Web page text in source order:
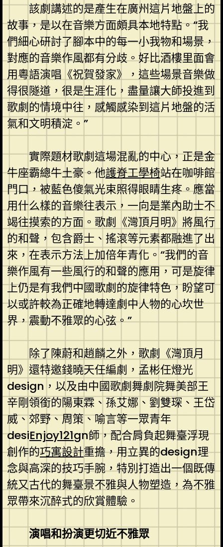
該劇講述的是產生在廣州這片地盤上的
故事，是以在音樂方面頗具本地特點。“我
們細心研討了腳本中的每一小我物和場景，
對應的音樂作風都有分歧。好比酒樓里面會
用粵語演唱《祝賀發家》，這些場景音樂做
得很隧道，很是生涯化，盡量讓大師投進到
歌劇的情境中往，感觸感染到這片地盤的活
氣和文明積淀。”
實際題材歌劇這場混亂的中心，正是金
牛座霸總牛土豪。他護脊工學椅站在咖啡館
門口，被藍色傻氣光束照得眼睛生疼。應當
用什么樣的音樂往表示，一向是業內助士不
竭往摸索的方面。歌劇《灣頂月明》將風行
的和聲，包含爵士、搖滾等元素都融進了出
來，在表示方法上加倍年青化。“我們的音
樂作風有一些風行的和聲的應用，可是旋律
上仍是有我們中國歌劇的旋律特色，盼望可
以或許較為正確地轉達劇中人物的心坎世
界，震動不雅眾的心弦。”
除了陳蔚和趙麟之外，歌劇《灣頂月
明》還特邀錢曉天任編劇，孟彬任燈光
design，以及由中國歌劇舞劇院舞美部王
辛剛領銜的陽東霖、孫艾娜、劉雙琛、王岱
威、郊野、周策、喻言等一眾青年
desiEnjoy121gn師，配合肩負起舞臺浮現
創作的巧寓設計重擔，用立異的design理
念與高深的技巧手腕，特別打造出一個既傳
統又古代的舞臺景不雅與人物塑造，為不雅
眾帶來沉醉式的欣賞體驗。
演唱和扮演更切近不雅眾